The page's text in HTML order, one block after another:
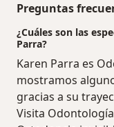
Preguntas
¿Cuáles son las
Parra?
Karen Parra es
mostramos
gracias a su
Visita